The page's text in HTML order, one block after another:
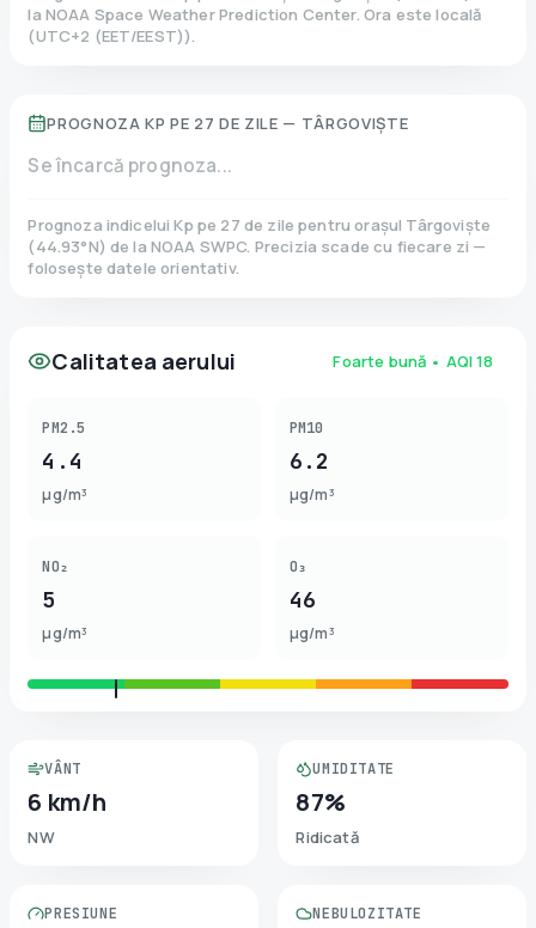
la NOAA Space Weather Prediction Center. Ora este locală
(UTC+2 (EET/EEST)).
PROGNOZA KP PE 27 DE ZILE — TÂRGOVIȘTE
Se încarcă prognoza...
Prognoza indicelui Kp pe 27 de zile pentru orașul Târgoviște
(44.93°N)de la NOAA SWPC. Precizia scade cu fiecare zi —
folosește datele orientativ.
Calitatea aerului Foarte bună • AQI18
PM2.5
4.4
µg/m³
PM10
6.2
µg/m³
NO₂
5
µg/m³
O₃
46
µg/m³
VÂNT
6 km/h
NW
UMIDITATE
87%
Ridicată
PRESIUNE NEBULOZITATE